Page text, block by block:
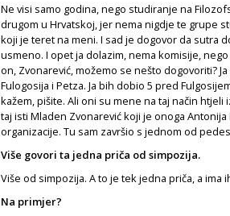
Ne visi samo godina, nego studiranje na
drugom u Hrvatskoj, jer nema nigdje te grupe
koji je teret na meni. I sad je dogovor da sutra
usmeno. I opet ja dolazim, nema komisije,
on, Zvonarević, možemo se nešto dogovoriti?
Fulogosija i Petza. Ja bih dobio 5 pred
kažem, pišite. Ali oni su mene na taj način htjeli
taj isti Mladen Zvonarević koji je onoga
organizacije. Tu sam završio s jednom od
Više govori ta jedna priča od simpozija.
Više od simpozija. A to je tek jedna priča, a ima
Na primjer?